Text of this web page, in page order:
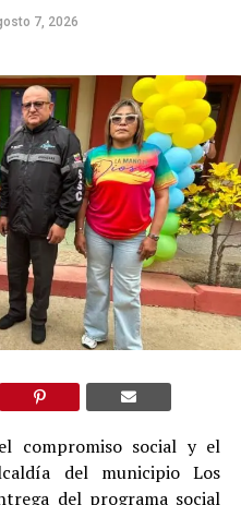
7, 2026
compromiso social y el
del municipio Los
del programa social